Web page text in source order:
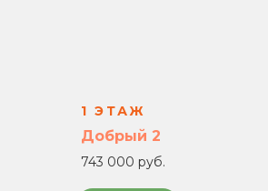
1 ЭТАЖ
Добрый 2
743 000 руб.